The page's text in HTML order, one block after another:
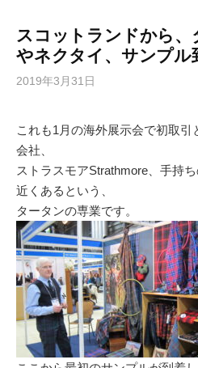
スコットランドから、
やネクタイ、サンプル
2019年3月31日
これも1月の海外展示会で初取
会社、
ストラスモアStrathmore、手持
近くあるという、
タータンの専業です。